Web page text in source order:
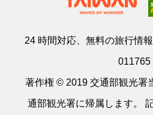
24 時間対応、無料の旅行情
011765
著作権 © 2019 交通部観光署
通部観光署に帰属します。